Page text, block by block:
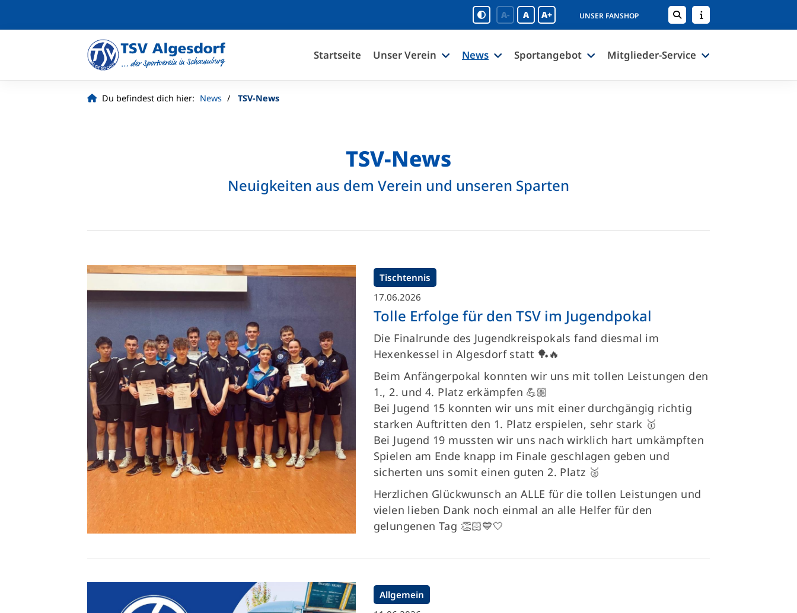
A- A A+ UNSER FANSHOP
Startseite Unser Verein News Sportangebot Mitglieder-Service
Du befindest dich hier: News TSV-News
TSV-News
Neuigkeiten aus dem Verein und unseren Sparten
Tischtennis
17.06.2026
Tolle Erfolge für den TSV im Jugendpokal
Die Finalrunde des Jugendkreispokals fand diesmal im
Hexenkessel in Algesdorf statt 🏓🔥
Beim Anfängerpokal konnten wir uns mit tollen Leistungen den
1., 2. und 4. Platz erkämpfen 💪🏼
Bei Jugend 15 konnten wir uns mit einer durchgängig richtig
starken Auftritten den 1. Platz erspielen, sehr stark 🥇
Bei Jugend 19 mussten wir uns nach wirklich hart umkämpften
Spielen am Ende knapp im Finale geschlagen geben und
sicherten uns somit einen guten 2. Platz 🥈
Herzlichen Glückwunsch an ALLE für die tollen Leistungen und
vielen lieben Dank noch einmal an alle Helfer für den
gelungenen Tag 👏🏻💙🤍
Allgemein